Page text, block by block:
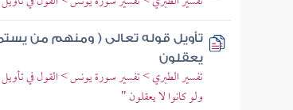
تأويل قوله تعالى ( ومنهم من
يعقلون
تفسير الطبري > تفسير سورة يونس > القول في
ولو كانوا لا يعقلون "